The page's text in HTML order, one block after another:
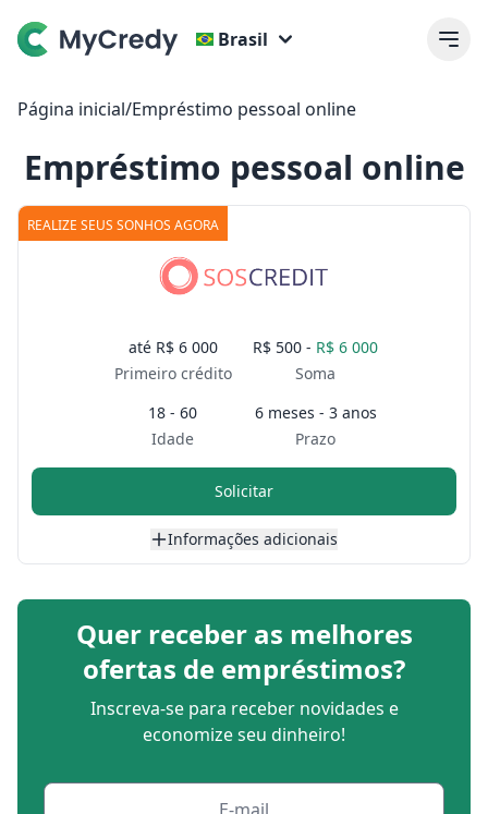
Brasil
Página inicial/Empréstimo pessoal online
Empréstimo pessoal online
REALIZE SEUS SONHOS AGORA
até R$ 6 000
Primeiro crédito
R$ 500 - R$ 6 000
Soma
18 - 60
Idade
6 meses - 3 anos
Prazo
Solicitar
Informações adicionais
Quer receber as melhores
ofertas de empréstimos?
Inscreva-se para receber novidades e
economize seu dinheiro!